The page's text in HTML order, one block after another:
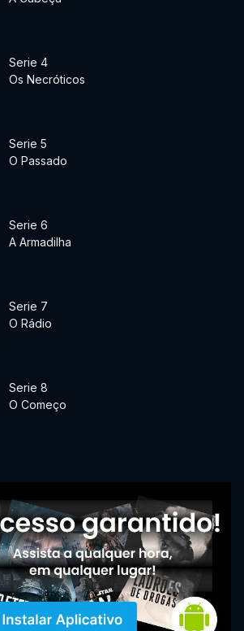
Serie 4
Os Necróticos
Serie 5
O Passado
Serie 6
A Armadilha
Serie 7
O Rádio
Serie 8
O Começo